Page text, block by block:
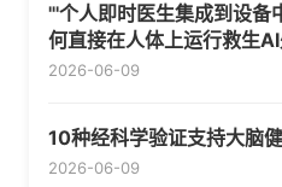
"'个人即时医生集成到设
何直接在人体上运行救生
2026-06-09
10种经科学验证支持大脑
2026-06-09